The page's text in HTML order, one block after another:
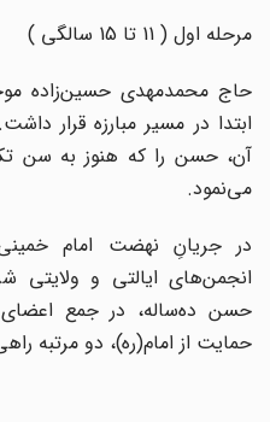
مرحله اول ( 11 تا 15 سالگی )
حاج محمدمهدی حسین‌زاده
ابتدا در مسیر مبارزه قرار
آن، حسن را که هنوز به سن
می‌نمود.
در جریانِ نهضت امام
انجمن‌های ایالتی و ولایتی
حسن ده‌ساله، در جمع اعضای
حمایت از امام(ره)، دو مرتبه راهی